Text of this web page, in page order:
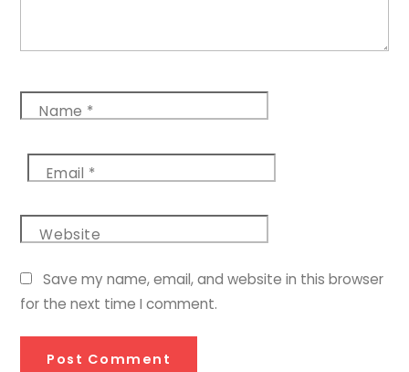
Name *
Email *
Website
Save my name, email, and website in this browser
for the next time I comment.